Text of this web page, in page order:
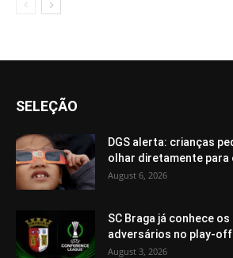
SELEÇÃO
DGS alerta: crianças
olhar diretamente para
August 6, 2026
SC Braga já conhece
adversários no play-off
August 3, 2026